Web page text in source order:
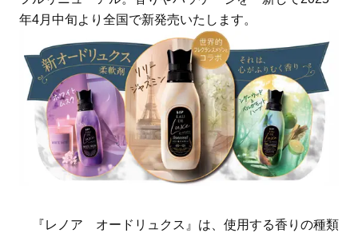
年4月中旬より全国で新発売いたします。
『レノア オードリュクス』は、使用する香りの種類